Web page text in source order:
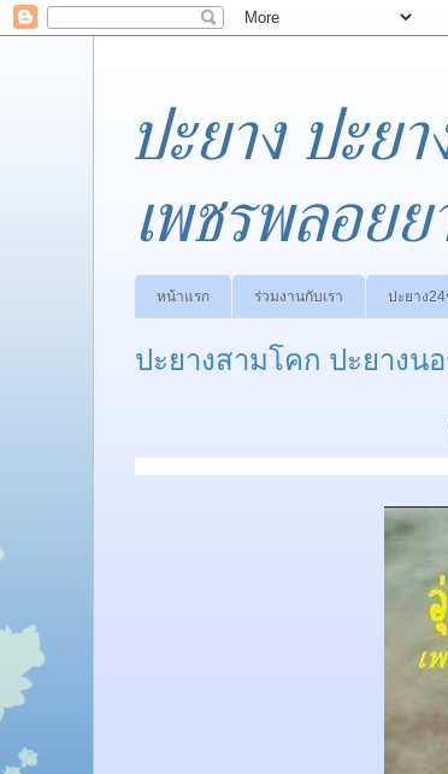
ปะยาง ปะย
เพชรพลอย
หน้าแรก ร่วมงานกับเรา ปะยาง
ปะยางสามโคก ปะยางน